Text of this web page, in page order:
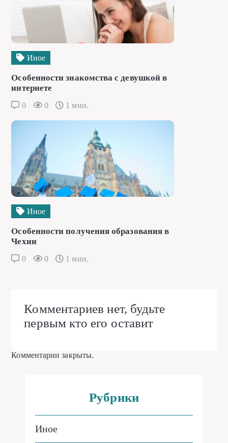
Иное
Особенности знакомства с девушкой в
интернете
0 0 1 мин.
Иное
Особенности получения образования в
Чехии
0 0 1 мин.
Комментариев нет, будьте
первым кто его оставит
Комментарии закрыты.
Рубрики
Иное